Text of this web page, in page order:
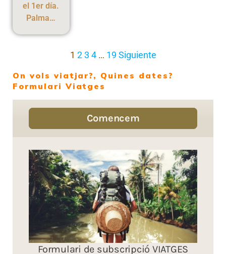
el 1er día.
Palma…
1 2 3 4 … 19 Siguiente
On vols viatjar?, Quines dates?
Formulari Viatges